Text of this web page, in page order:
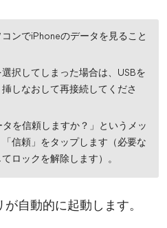
ンでiPhoneのデータを見ること
択してしまった場合は、USBを
しなおして再接続してくださ
を信頼しますか？」というメッ
信頼」をタップします（必要な
ロックを解除します）。
自動的に起動します。